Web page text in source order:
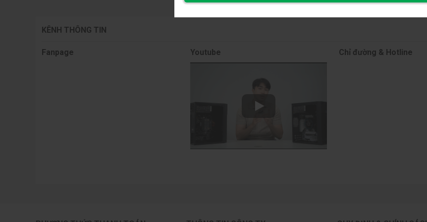
KÊNH THÔNG TIN
Fanpage Youtube Chỉ đường & Hotline